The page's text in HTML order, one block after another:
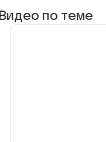
Видео по теме